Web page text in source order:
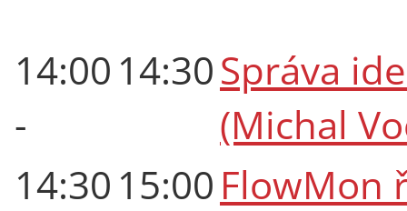
14:00
-
14:30Správa
(Michal
14:30 15:00 FlowMon